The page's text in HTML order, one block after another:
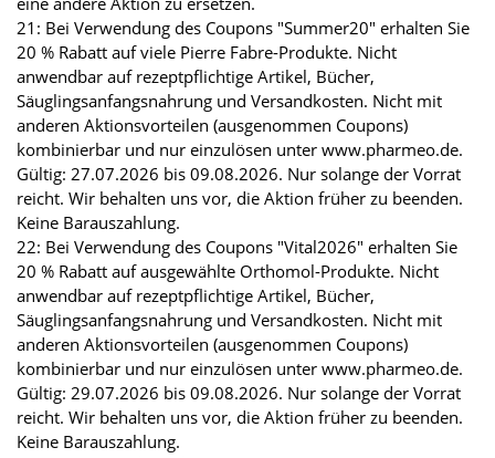
21: Bei Verwendung des Coupons "Summer20" erhalten Sie
20 % Rabatt auf viele Pierre Fabre-Produkte. Nicht
anwendbar auf rezeptpflichtige Artikel, Bücher,
Säuglingsanfangsnahrung und Versandkosten. Nicht mit
anderen Aktionsvorteilen (ausgenommen Coupons)
kombinierbar und nur einzulösen unter www.pharmeo.de.
Gültig: 27.07.2026 bis 09.08.2026. Nur solange der Vorrat
reicht. Wir behalten uns vor, die Aktion früher zu beenden.
Keine Barauszahlung.
22: Bei Verwendung des Coupons "Vital2026" erhalten Sie
20 % Rabatt auf ausgewählte Orthomol-Produkte. Nicht
anwendbar auf rezeptpflichtige Artikel, Bücher,
Säuglingsanfangsnahrung und Versandkosten. Nicht mit
anderen Aktionsvorteilen (ausgenommen Coupons)
kombinierbar und nur einzulösen unter www.pharmeo.de.
Gültig: 29.07.2026 bis 09.08.2026. Nur solange der Vorrat
reicht. Wir behalten uns vor, die Aktion früher zu beenden.
Keine Barauszahlung.